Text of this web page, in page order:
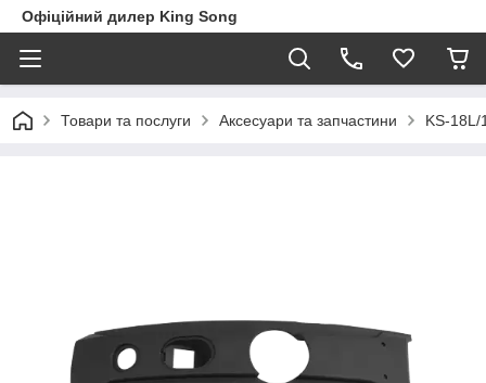
Офіційний дилер King Song
Товари та послуги Аксесуари та запчастини KS-